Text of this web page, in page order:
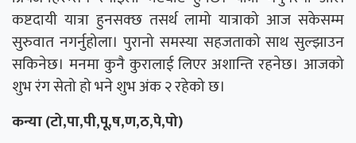
कष्टदायी यात्रा हुनसक्छ तसर्थ लामो यात्राको आज सकेसम्म
सुरुवात नगर्नुहोला। पुरानो समस्या सहजताको साथ सुल्झाउन
सकिनेछ। मनमा कुनै कुरालाई लिएर अशान्ति रहनेछ। आजको
शुभ रंग सेतो हो भने शुभ अंक २ रहेको छ।
कन्या (टो,पा,पी,पू,ष,ण,ठ,पे,पो)